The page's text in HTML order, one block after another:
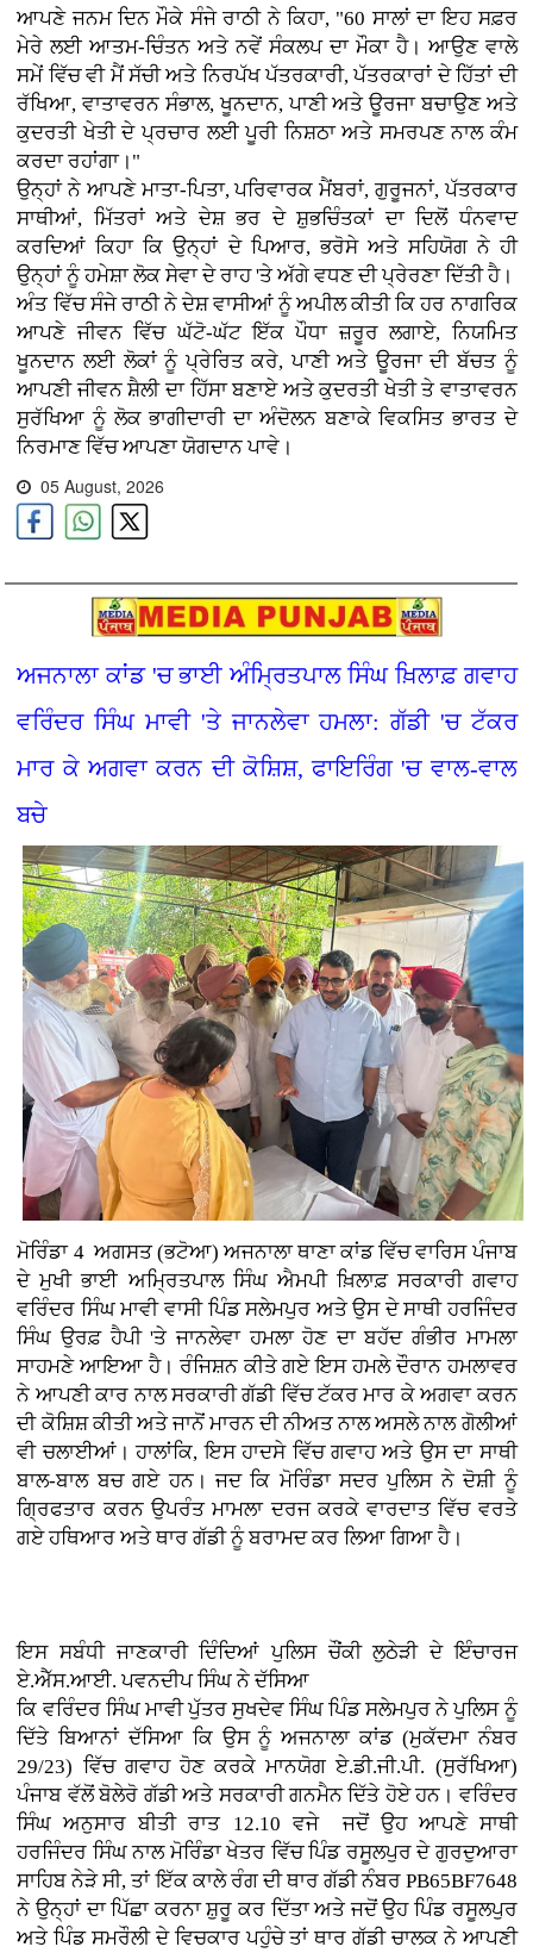
ਆਪਣੇ ਜਨਮ ਦਿਨ ਮੌਕੇ ਸੰਜੇ ਰਾਠੀ ਨੇ ਕਿਹਾ, "60 ਸਾਲਾਂ ਦਾ ਇਹ ਸਫ਼ਰ
ਮੇਰੇ ਲਈ ਆਤਮ-ਚਿੰਤਨ ਅਤੇ ਨਵੇਂ ਸੰਕਲਪ ਦਾ ਮੌਕਾ ਹੈ। ਆਉਣ ਵਾਲੇ
ਸਮੇਂ ਵਿੱਚ ਵੀ ਮੈਂ ਸੱਚੀ ਅਤੇ ਨਿਰਪੱਖ ਪੱਤਰਕਾਰੀ, ਪੱਤਰਕਾਰਾਂ ਦੇ ਹਿੱਤਾਂ ਦੀ
ਰੱਖਿਆ, ਵਾਤਾਵਰਨ ਸੰਭਾਲ, ਖੂਨਦਾਨ, ਪਾਣੀ ਅਤੇ ਊਰਜਾ ਬਚਾਉਣ ਅਤੇ
ਕੁਦਰਤੀ ਖੇਤੀ ਦੇ ਪ੍ਰਚਾਰ ਲਈ ਪੂਰੀ ਨਿਸ਼ਠਾ ਅਤੇ ਸਮਰਪਣ ਨਾਲ ਕੰਮ
ਕਰਦਾ ਰਹਾਂਗਾ।"
ਉਨ੍ਹਾਂ ਨੇ ਆਪਣੇ ਮਾਤਾ-ਪਿਤਾ, ਪਰਿਵਾਰਕ ਮੈਂਬਰਾਂ, ਗੁਰੂਜਨਾਂ, ਪੱਤਰਕਾਰ
ਸਾਥੀਆਂ, ਮਿੱਤਰਾਂ ਅਤੇ ਦੇਸ਼ ਭਰ ਦੇ ਸ਼ੁਭਚਿੰਤਕਾਂ ਦਾ ਦਿਲੋਂ ਧੰਨਵਾਦ
ਕਰਦਿਆਂ ਕਿਹਾ ਕਿ ਉਨ੍ਹਾਂ ਦੇ ਪਿਆਰ, ਭਰੋਸੇ ਅਤੇ ਸਹਿਯੋਗ ਨੇ ਹੀ
ਉਨ੍ਹਾਂ ਨੂੰ ਹਮੇਸ਼ਾ ਲੋਕ ਸੇਵਾ ਦੇ ਰਾਹ 'ਤੇ ਅੱਗੇ ਵਧਣ ਦੀ ਪ੍ਰੇਰਣਾ ਦਿੱਤੀ ਹੈ।
ਅੰਤ ਵਿੱਚ ਸੰਜੇ ਰਾਠੀ ਨੇ ਦੇਸ਼ ਵਾਸੀਆਂ ਨੂੰ ਅਪੀਲ ਕੀਤੀ ਕਿ ਹਰ ਨਾਗਰਿਕ
ਆਪਣੇ ਜੀਵਨ ਵਿੱਚ ਘੱਟੋ-ਘੱਟ ਇੱਕ ਪੌਧਾ ਜ਼ਰੂਰ ਲਗਾਏ, ਨਿਯਮਿਤ
ਖੂਨਦਾਨ ਲਈ ਲੋਕਾਂ ਨੂੰ ਪ੍ਰੇਰਿਤ ਕਰੇ, ਪਾਣੀ ਅਤੇ ਊਰਜਾ ਦੀ ਬੱਚਤ ਨੂੰ
ਆਪਣੀ ਜੀਵਨ ਸ਼ੈਲੀ ਦਾ ਹਿੱਸਾ ਬਣਾਏ ਅਤੇ ਕੁਦਰਤੀ ਖੇਤੀ ਤੇ ਵਾਤਾਵਰਨ
ਸੁਰੱਖਿਆ ਨੂੰ ਲੋਕ ਭਾਗੀਦਾਰੀ ਦਾ ਅੰਦੋਲਨ ਬਣਾਕੇ ਵਿਕਸਿਤ ਭਾਰਤ ਦੇ
ਨਿਰਮਾਣ ਵਿੱਚ ਆਪਣਾ ਯੋਗਦਾਨ ਪਾਵੇ।
05 August, 2026
ਅਜਨਾਲਾ ਕਾਂਡ 'ਚ ਭਾਈ ਅੰਮ੍ਰਿਤਪਾਲ ਸਿੰਘ ਖ਼ਿਲਾਫ਼ ਗਵਾਹ
ਵਰਿੰਦਰ ਸਿੰਘ ਮਾਵੀ 'ਤੇ ਜਾਨਲੇਵਾ ਹਮਲਾ: ਗੱਡੀ 'ਚ ਟੱਕਰ
ਮਾਰ ਕੇ ਅਗਵਾ ਕਰਨ ਦੀ ਕੋਸ਼ਿਸ਼, ਫਾਇਰਿੰਗ 'ਚ ਵਾਲ-ਵਾਲ
ਬਚੇ
ਮੋਰਿੰਡਾ 4 ਅਗਸਤ (ਭਟੋਆ)ਅਜਨਾਲਾ ਥਾਣਾ ਕਾਂਡ ਵਿੱਚ ਵਾਰਿਸ ਪੰਜਾਬ
ਦੇ ਮੁਖੀ ਭਾਈ ਅਮ੍ਰਿਤਪਾਲ ਸਿੰਘ ਐਮਪੀ ਖ਼ਿਲਾਫ਼ ਸਰਕਾਰੀ ਗਵਾਹ
ਵਰਿੰਦਰ ਸਿੰਘ ਮਾਵੀ ਵਾਸੀ ਪਿੰਡ ਸਲੇਮਪੁਰ ਅਤੇ ਉਸ ਦੇ ਸਾਥੀ ਹਰਜਿੰਦਰ
ਸਿੰਘ ਉਰਫ਼ ਹੈਪੀ 'ਤੇ ਜਾਨਲੇਵਾ ਹਮਲਾ ਹੋਣ ਦਾ ਬਹੱਦ ਗੰਭੀਰ ਮਾਮਲਾ
ਸਾਹਮਣੇ ਆਇਆ ਹੈ। ਰੰਜਿਸ਼ਨ ਕੀਤੇ ਗਏ ਇਸ ਹਮਲੇ ਦੌਰਾਨ ਹਮਲਾਵਰ
ਨੇ ਆਪਣੀ ਕਾਰ ਨਾਲ ਸਰਕਾਰੀ ਗੱਡੀ ਵਿੱਚ ਟੱਕਰ ਮਾਰ ਕੇ ਅਗਵਾ ਕਰਨ
ਦੀ ਕੋਸ਼ਿਸ਼ ਕੀਤੀ ਅਤੇ ਜਾਨੋਂ ਮਾਰਨ ਦੀ ਨੀਅਤ ਨਾਲ ਅਸਲੇ ਨਾਲ ਗੋਲੀਆਂ
ਵੀ ਚਲਾਈਆਂ। ਹਾਲਾਂਕਿ, ਇਸ ਹਾਦਸੇ ਵਿੱਚ ਗਵਾਹ ਅਤੇ ਉਸ ਦਾ ਸਾਥੀ
ਬਾਲ-ਬਾਲ ਬਚ ਗਏ ਹਨ। ਜਦ ਕਿ ਮੋਰਿੰਡਾ ਸਦਰ ਪੁਲਿਸ ਨੇ ਦੋਸ਼ੀ ਨੂੰ
ਗ੍ਰਿਫਤਾਰ ਕਰਨ ਉਪਰੰਤ ਮਾਮਲਾ ਦਰਜ ਕਰਕੇ ਵਾਰਦਾਤ ਵਿੱਚ ਵਰਤੇ
ਗਏ ਹਥਿਆਰ ਅਤੇ ਥਾਰ ਗੱਡੀ ਨੂੰ ਬਰਾਮਦ ਕਰ ਲਿਆ ਗਿਆ ਹੈ।
ਇਸ ਸਬੰਧੀ ਜਾਣਕਾਰੀ ਦਿੰਦਿਆਂ ਪੁਲਿਸ ਚੌਂਕੀ ਲੁਠੇੜੀ ਦੇ ਇੰਚਾਰਜ
ਏ.ਐੱਸ.ਆਈ. ਪਵਨਦੀਪ ਸਿੰਘ ਨੇ ਦੱਸਿਆ
ਕਿ ਵਰਿੰਦਰ ਸਿੰਘ ਮਾਵੀ ਪੁੱਤਰ ਸੁਖਦੇਵ ਸਿੰਘ ਪਿੰਡ ਸਲੇਮਪੁਰ ਨੇ ਪੁਲਿਸ ਨੂੰ
ਦਿੱਤੇ ਬਿਆਨਾਂ ਦੱਸਿਆ ਕਿ ਉਸ ਨੂੰ ਅਜਨਾਲਾ ਕਾਂਡ (ਮੁਕੱਦਮਾ ਨੰਬਰ
29/23) ਵਿੱਚ ਗਵਾਹ ਹੋਣ ਕਰਕੇ ਮਾਨਯੋਗ ਏ.ਡੀ.ਜੀ.ਪੀ. (ਸੁਰੱਖਿਆ)
ਪੰਜਾਬ ਵੱਲੋਂ ਬੋਲੇਰੋ ਗੱਡੀ ਅਤੇ ਸਰਕਾਰੀ ਗਨਮੈਨ ਦਿੱਤੇ ਹੋਏ ਹਨ। ਵਰਿੰਦਰ
ਸਿੰਘ ਅਨੁਸਾਰ ਬੀਤੀ ਰਾਤ 12.10 ਵਜੇ ਜਦੋਂ ਉਹ ਆਪਣੇ ਸਾਥੀ
ਹਰਜਿੰਦਰ ਸਿੰਘ ਨਾਲ ਮੋਰਿੰਡਾ ਖੇਤਰ ਵਿੱਚ ਪਿੰਡ ਰਸੂਲਪੁਰ ਦੇ ਗੁਰਦੁਆਰਾ
ਸਾਹਿਬ ਨੇੜੇ ਸੀ, ਤਾਂ ਇੱਕ ਕਾਲੇ ਰੰਗ ਦੀ ਥਾਰ ਗੱਡੀ ਨੰਬਰ PB65BF7648
ਨੇ ਉਨ੍ਹਾਂ ਦਾ ਪਿੱਛਾ ਕਰਨਾ ਸ਼ੁਰੂ ਕਰ ਦਿੱਤਾ ਅਤੇ ਜਦੋਂ ਉਹ ਪਿੰਡ ਰਸੂਲਪੁਰ
ਅਤੇ ਪਿੰਡ ਸਮਰੌਲੀ ਦੇ ਵਿਚਕਾਰ ਪਹੁੰਚੇ ਤਾਂ ਥਾਰ ਗੱਡੀ ਚਾਲਕ ਨੇ ਆਪਣੀ